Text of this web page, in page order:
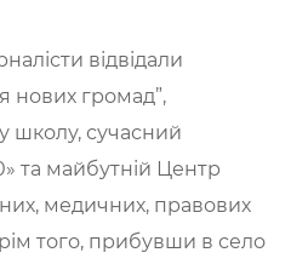
відвідали
нових громад”,
школу, сучасний
та майбутній Центр
медичних, правових
того, прибувши в село